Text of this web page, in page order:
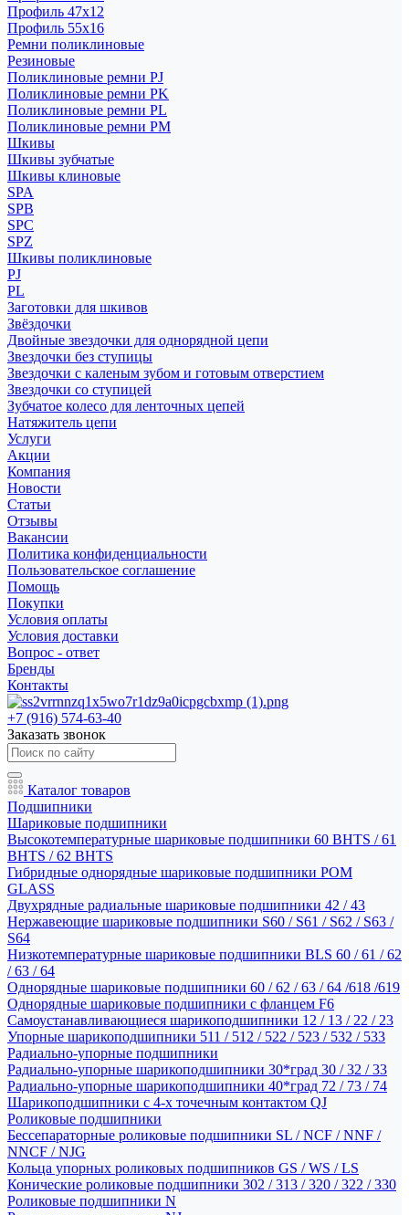
Профиль 47x12
Профиль 55x16
Ремни поликлиновые
Резиновые
Поликлиновые ремни PJ
Поликлиновые ремни PK
Поликлиновые ремни PL
Поликлиновые ремни PM
Шкивы
Шкивы зубчатые
Шкивы клиновые
SPA
SPB
SPC
SPZ
Шкивы поликлиновые
PJ
PL
Заготовки для шкивов
Звёздочки
Двойные звездочки для однорядной цепи
Звездочки без ступицы
Звездочки с каленым зубом и готовым отверстием
Звездочки со ступицей
Зубчатое колесо для ленточных цепей
Натяжитель цепи
Услуги
Акции
Компания
Новости
Статьи
Отзывы
Вакансии
Политика конфиденциальности
Пользовательское соглашение
Помощь
Покупки
Условия оплаты
Условия доставки
Вопрос - ответ
Бренды
Контакты
+7 (916) 574-63-40
Заказать звонок
Каталог товаров
Подшипники
Шариковые подшипники
Высокотемпературные шариковые подшипники 60 BHTS / 61
BHTS / 62 BHTS
Гибридные однорядные шариковые подшипники POM
GLASS
Двухрядные радиальные шариковые подшипники 42 / 43
Нержавеющие шариковые подшипники S60 / S61 / S62 / S63 /
S64
Низкотемпературные шариковые подшипники BLS 60 / 61 / 62
/ 63 / 64
Однорядные шариковые подшипники 60 / 62 / 63 / 64 /618 /619
Однорядные шариковые подшипники с фланцем F6
Самоустанавливающиеся шарикоподшипники 12 / 13 / 22 / 23
Упорные шарикоподшипники 511 / 512 / 522 / 523 / 532 / 533
Радиально-упорные подшипники
Радиально-упорные шарикоподшипники 30*град 30 / 32 / 33
Радиально-упорные шарикоподшипники 40*град 72 / 73 / 74
Шарикоподшипники с 4-х точечным контактом QJ
Роликовые подшипники
Бессепараторные роликовые подшипники SL / NCF / NNF /
NNCF / NJG
Кольца упорных роликовых подшипников GS / WS / LS
Конические роликовые подшипники 302 / 313 / 320 / 322 / 330
Роликовые подшипники N